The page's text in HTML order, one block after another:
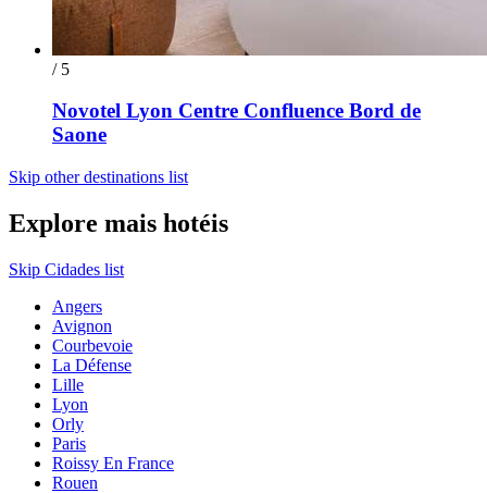
/ 5
Novotel Lyon Centre Confluence Bord de
Saone
Skip other destinations list
Explore mais hotéis
Skip Cidades list
Angers
Avignon
Courbevoie
La Défense
Lille
Lyon
Orly
Paris
Roissy En France
Rouen